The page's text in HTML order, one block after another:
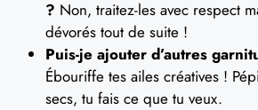
? Non, traitez-les avec respect
dévorés tout de suite !
Puis-je ajouter d’autres
Ébouriffe tes ailes créatives !
secs, tu fais ce que tu veux.